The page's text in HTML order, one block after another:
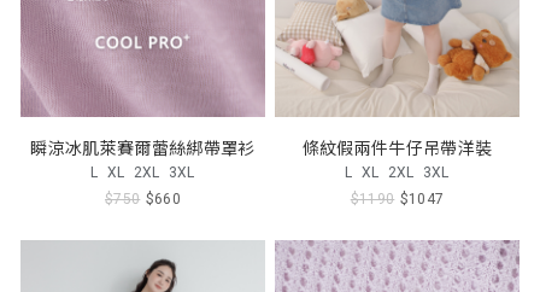
瞬涼冰肌萊賽爾蕾絲綁帶罩衫
L XL 2XL 3XL
$750 $660
條紋假兩件牛仔吊帶洋裝
L XL 2XL 3XL
$1190 $1047